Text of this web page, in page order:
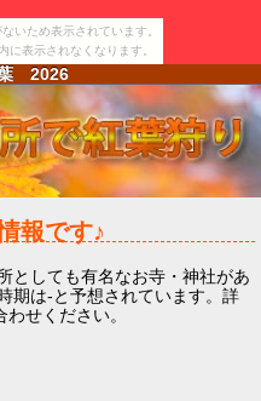
いため表示されています。
に表示されなくなります。
2026
報です♪
としても有名なお寺・神社があ
期は-と予想されています。詳
せください。